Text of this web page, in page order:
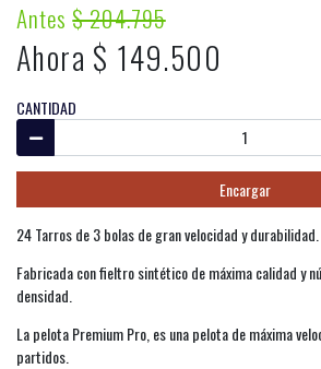
Antes$ 204.795
Ahora $ 149.500
CANTIDAD
Encargar
24 Tarros de 3 bolas de gran velocidad y durabilidad.
Fabricada con fieltro sintético de máxima calidad y
densidad.
La pelota Premium Pro, es una pelota de máxima
partidos.